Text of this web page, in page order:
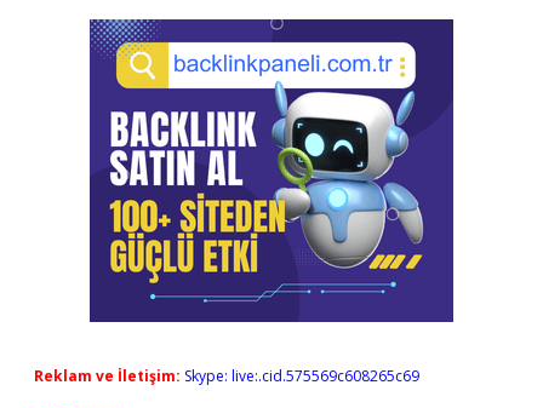
Reklam ve İletişim: Skype: live:.cid.575569c608265c69